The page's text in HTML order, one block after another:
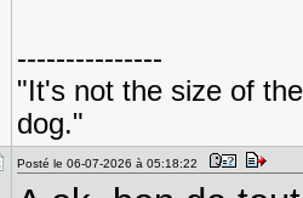
---------------
"It's not the size of
dog."
Posté le 06-07-2026 à 05:18:22